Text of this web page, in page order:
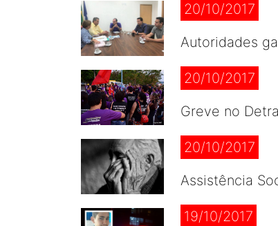
20/10/2017
Autoridades
20/10/2017
Greve no
20/10/2017
Assistência
19/10/2017